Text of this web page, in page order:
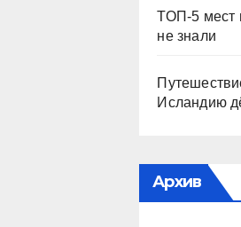
ТОП-5 мест
не знали
Исландию
Архив